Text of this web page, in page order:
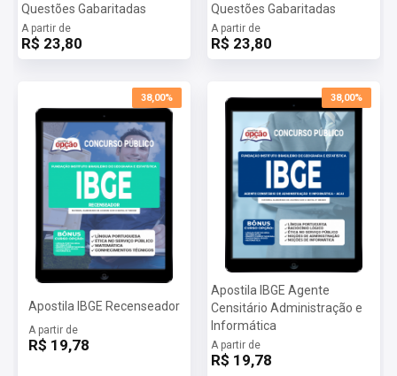
Questões Gabaritadas
A partir de
R$ 23,80
Questões Gabaritadas
A partir de
R$ 23,80
38,00%
Apostila IBGE Recenseador
A partir de
R$ 19,78
38,00%
Apostila IBGE Agente
Censitário Administração e
Informática
A partir de
R$ 19,78